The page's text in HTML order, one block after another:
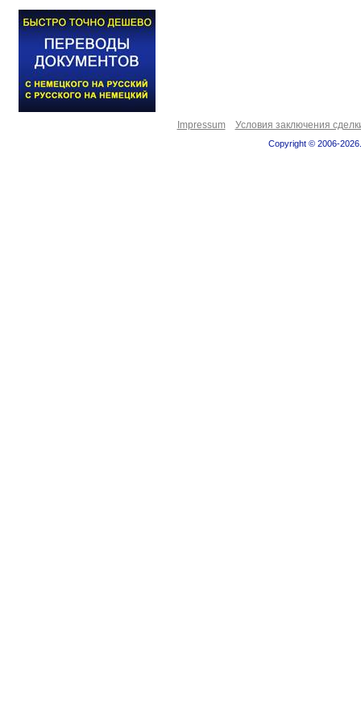
Impressum Условия заключения
Copyright © 2006-